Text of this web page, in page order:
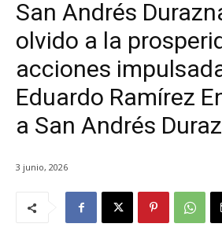
San Andrés
olvido a la
acciones
Eduardo Ramírez
a San Andrés
3 junio, 2026